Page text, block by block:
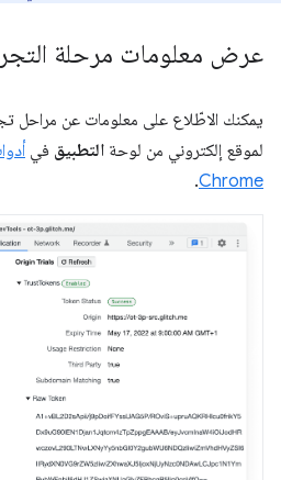
عرض معلومات مرحلة
يمكنك الاطّلاع على معلومات عن مراحل
لموقع إلكتروني من لوحة التطبيق في
Chrome
.